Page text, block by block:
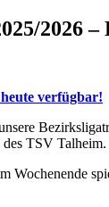
2026
verfügbar!
TSV Talheim.
Wochenende